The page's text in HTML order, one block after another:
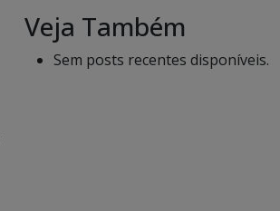
Veja Também
Sem posts recentes disponíveis.